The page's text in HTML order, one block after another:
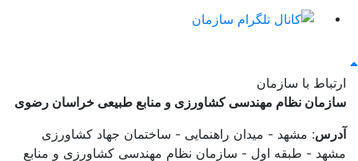
ارتباط با سازمان
سازمان نظام مهندسی کشاورزی و منابع طبیعی خراسان رضوی
آدرس: مشهد - میدان راهنمایی - ساختمان جهاد کشاورزی
مشهد - طبقه اول - سازمان نظام مهندسی کشاورزی و منابع